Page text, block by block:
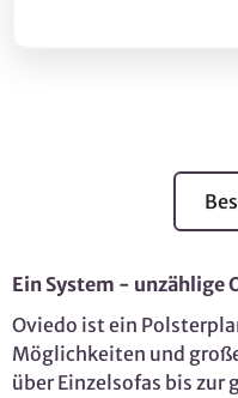
Ein System - unzählige
Oviedo ist ein
Möglichkeiten und
über Einzelsofas bis